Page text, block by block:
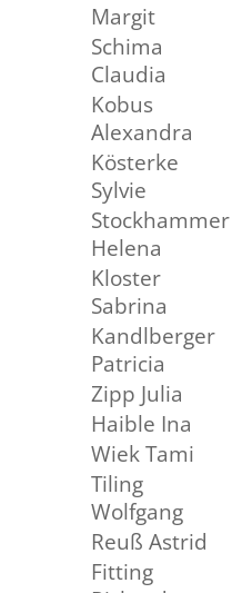
Margit
Schima
Claudia
Kobus
Alexandra
Kösterke
Sylvie
Stockhammer
Helena
Kloster
Sabrina
Kandlberger
Patricia
Zipp Julia
Haible Ina
Wiek Tami
Tiling
Wolfgang
Reuß Astrid
Fitting